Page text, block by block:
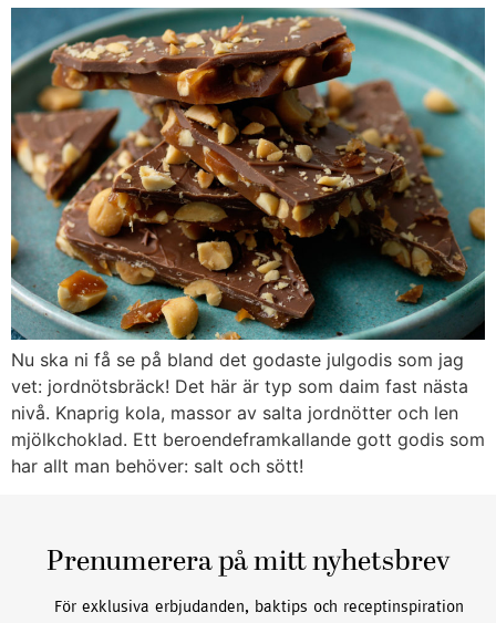
Nu ska ni få se på bland det godaste julgodis som jag
vet: jordnötsbräck! Det här är typ som daim fast nästa
nivå. Knaprig kola, massor av salta jordnötter och len
mjölkchoklad. Ett beroendeframkallande gott godis som
har allt man behöver: salt och sött!
Prenumerera på mitt nyhetsbrev
För exklusiva erbjudanden, baktips och receptinspiration